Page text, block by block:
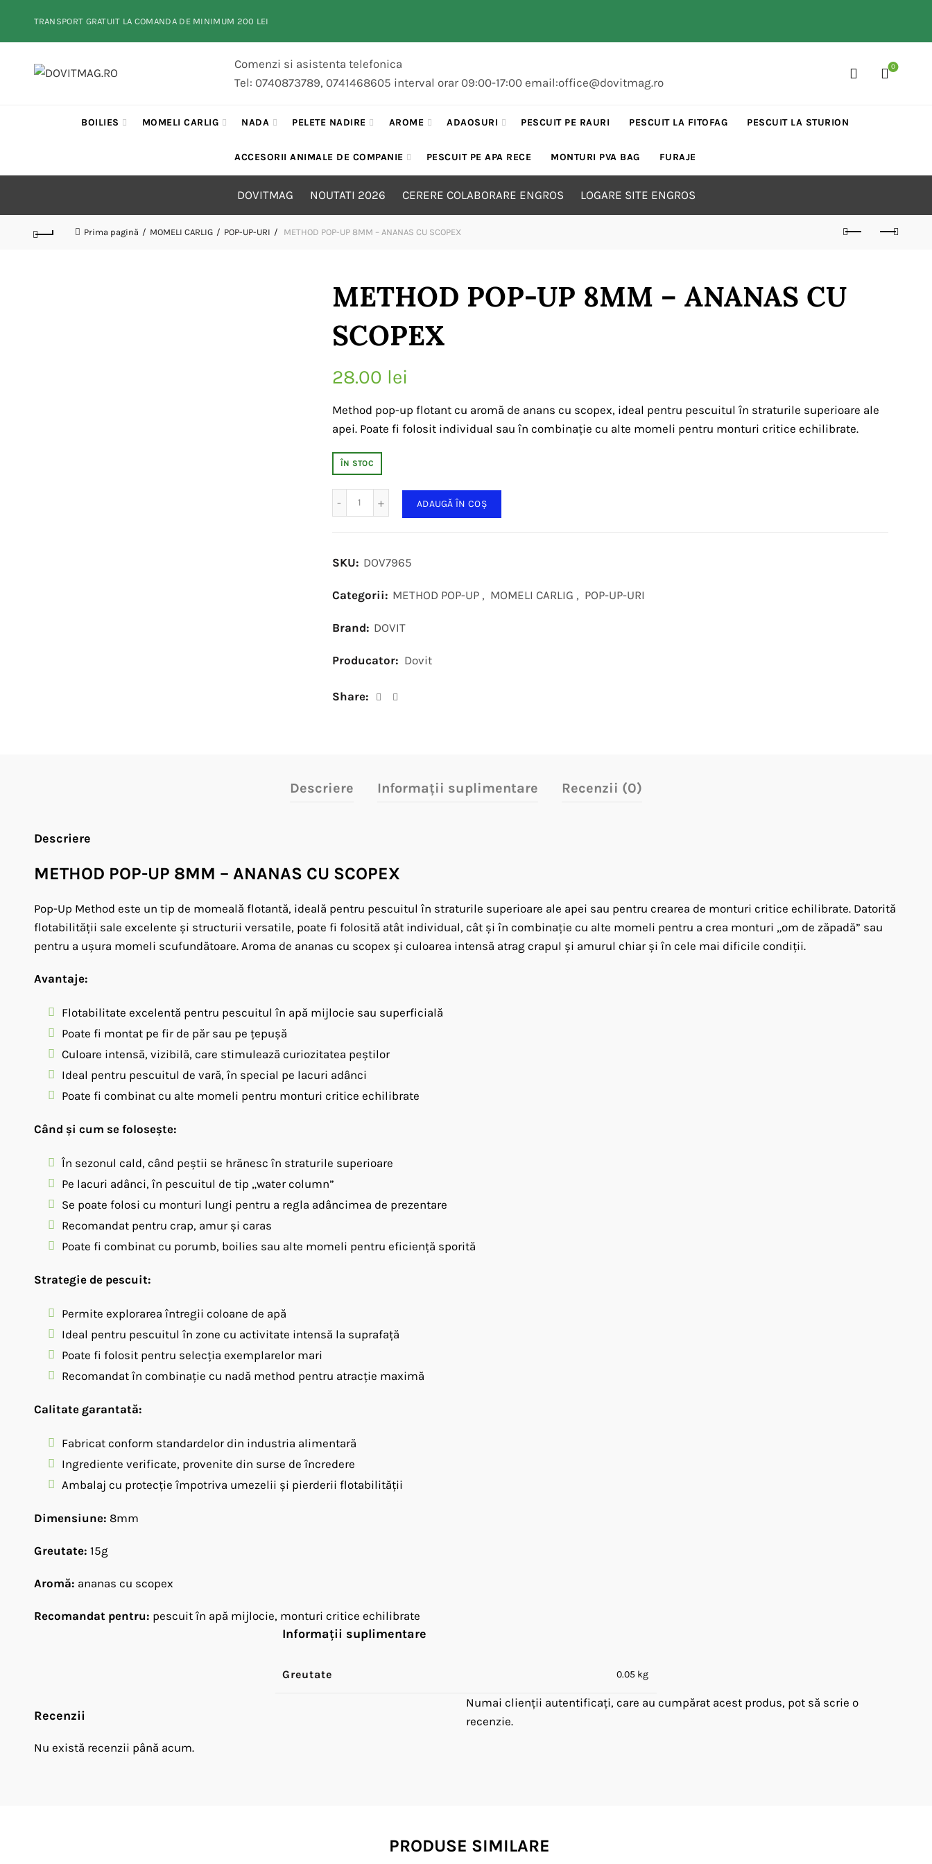
TRANSPORT GRATUIT LA COMANDA DE MINIMUM 200 LEI
Comenzi si asistenta telefonica
Tel: 0740873789, 0741468605 interval orar 09:00-17:00 email:office@dovitmag.ro
0
BOILIES MOMELI CARLIG NADA PELETE NADIRE AROME ADAOSURI PESCUIT PE RAURI PESCUIT LA FITOFAG PESCUIT LA STURION
ACCESORII ANIMALE DE COMPANIE PESCUIT PE APA RECE MONTURI PVA BAG FURAJE
DOVITMAG NOUTATI 2026 CERERE COLABORARE ENGROS LOGARE SITE ENGROS
Prima pagină MOMELI CARLIG POP-UP-URI METHOD POP-UP 8MM – ANANAS CU SCOPEX
METHOD POP-UP 8MM – ANANAS CU
SCOPEX
28.00 lei
Method pop-up flotant cu aromă de anans cu scopex, ideal pentru pescuitul în straturile superioare ale
apei. Poate fi folosit individual sau în combinație cu alte momeli pentru monturi critice echilibrate.
ÎN STOC
ADAUGĂ ÎN COȘ
SKU: DOV7965
Categorii: METHOD POP-UP , MOMELI CARLIG , POP-UP-URI
Brand: DOVIT
Producator: Dovit
Share
Descriere Informații suplimentare Recenzii (0)
Descriere
METHOD POP-UP 8MM – ANANAS CU SCOPEX
Pop-Up Method este un tip de momeală flotantă, ideală pentru pescuitul în straturile superioare ale apei sau pentru crearea de monturi critice echilibrate. Datorită
flotabilității sale excelente și structurii versatile, poate fi folosită atât individual, cât și în combinație cu alte momeli pentru a crea monturi „om de zăpadă” sau
pentru a ușura momeli scufundătoare. Aroma de ananas cu scopex și culoarea intensă atrag crapul și amurul chiar și în cele mai dificile condiții.
Avantaje:
Flotabilitate excelentă pentru pescuitul în apă mijlocie sau superficială
Poate fi montat pe fir de păr sau pe țepușă
Culoare intensă, vizibilă, care stimulează curiozitatea peștilor
Ideal pentru pescuitul de vară, în special pe lacuri adânci
Poate fi combinat cu alte momeli pentru monturi critice echilibrate
Când și cum se folosește:
În sezonul cald, când peștii se hrănesc în straturile superioare
Pe lacuri adânci, în pescuitul de tip „water column”
Se poate folosi cu monturi lungi pentru a regla adâncimea de prezentare
Recomandat pentru crap, amur și caras
Poate fi combinat cu porumb, boilies sau alte momeli pentru eficiență sporită
Strategie de pescuit:
Permite explorarea întregii coloane de apă
Ideal pentru pescuitul în zone cu activitate intensă la suprafață
Poate fi folosit pentru selecția exemplarelor mari
Recomandat în combinație cu nadă method pentru atracție maximă
Calitate garantată:
Fabricat conform standardelor din industria alimentară
Ingrediente verificate, provenite din surse de încredere
Ambalaj cu protecție împotriva umezelii și pierderii flotabilității
Dimensiune: 8mm
Greutate: 15g
Aromă: ananas cu scopex
Recomandat pentru: pescuit în apă mijlocie, monturi critice echilibrate
Informații suplimentare
Greutate 0.05 kg
Recenzii
Nu există recenzii până acum.
Numai clienții autentificați, care au cumpărat acest produs, pot să scrie o
recenzie.
PRODUSE SIMILARE